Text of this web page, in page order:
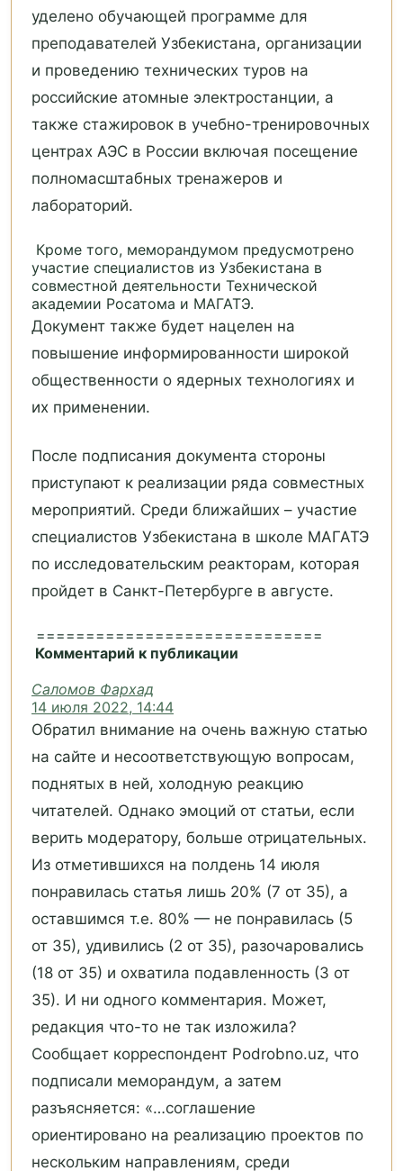
уделено обучающей программе для
преподавателей Узбекистана, организации
и проведению технических туров на
российские атомные электростанции, а
также стажировок в учебно-тренировочных
центрах АЭС в России включая посещение
полномасштабных тренажеров и
лабораторий.
Кроме того, меморандумом предусмотрено
участие специалистов из Узбекистана в
совместной деятельности Технической
академии Росатома и МАГАТЭ.
Документ также будет нацелен на
повышение информированности широкой
общественности о ядерных технологиях и
их применении.
После подписания документа стороны
приступают к реализации ряда совместных
мероприятий. Среди ближайших – участие
специалистов Узбекистана в школе МАГАТЭ
по исследовательским реакторам, которая
пройдет в Санкт-Петербурге в августе.
=============================
Комментарий к публикации
Саломов Фархад
14 июля 2022, 14:44
Обратил внимание на очень важную статью
на сайте и несоответствующую вопросам,
поднятых в ней, холодную реакцию
читателей. Однако эмоций от статьи, если
верить модератору, больше отрицательных.
Из отметившихся на полдень 14 июля
понравилась статья лишь 20% (7 от 35), а
оставшимся т.е. 80% — не понравилась (5
от 35), удивились (2 от 35), разочаровались
(18 от 35) и охватила подавленность (3 от
35). И ни одного комментария. Может,
редакция что-то не так изложила?
Сообщает корреспондент Podrobno.uz, что
подписали меморандум, а затем
разъясняется: «…соглашение
ориентировано на реализацию проектов по
нескольким направлениям, среди